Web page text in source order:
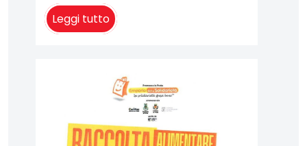
Leggi tutto